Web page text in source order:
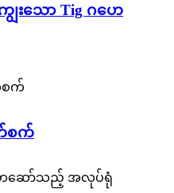
ေးသော Tig ဂဟေ
စက်